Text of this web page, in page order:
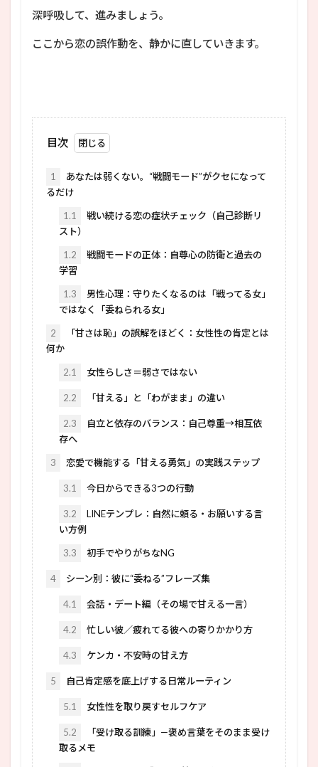
深呼吸して、進みましょう。
ここから恋の誤作動を、静かに直していきます。
目次
1
あなたは弱くない。“戦闘モード”がクセになって
るだけ
1.1
戦い続ける恋の症状チェック（自己診断リ
スト）
1.2
戦闘モードの正体：自尊心の防衛と過去の
学習
1.3
男性心理：守りたくなるのは「戦ってる女」
ではなく「委ねられる女」
2
「甘さは恥」の誤解をほどく：女性性の肯定とは
何か
2.1 女性らしさ＝弱さではない
2.2 「甘える」と「わがまま」の違い
2.3
自立と依存のバランス：自己尊重→相互依
存へ
3 恋愛で機能する「甘える勇気」の実践ステップ
3.1 今日からできる3つの行動
3.2
LINEテンプレ：自然に頼る・お願いする言
い方例
3.3 初手でやりがちなNG
4 シーン別：彼に“委ねる”フレーズ集
4.1 会話・デート編（その場で甘える一言）
4.2 忙しい彼／疲れてる彼への寄りかかり方
4.3 ケンカ・不安時の甘え方
5 自己肯定感を底上げする日常ルーティン
5.1 女性性を取り戻すセルフケア
5.2
「受け取る訓練」—褒め言葉をそのまま受け
取るメモ